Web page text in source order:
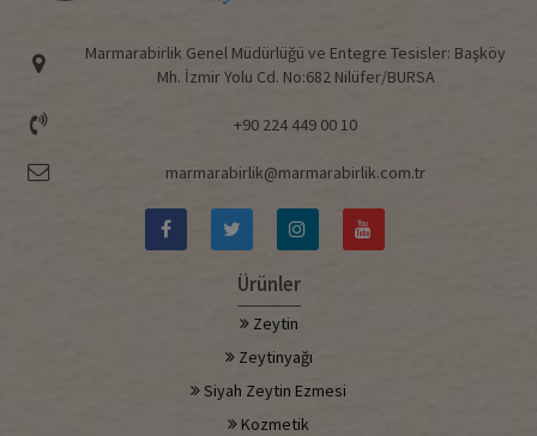
Marmarabirlik Genel Müdürlüğü ve Entegre Tesisler: Başköy
Mh. İzmir Yolu Cd. No:682 Nilüfer/BURSA
+90 224 449 00 10
marmarabirlik@marmarabirlik.com.tr
Ürünler
Zeytin
Zeytinyağı
Siyah Zeytin Ezmesi
Kozmetik